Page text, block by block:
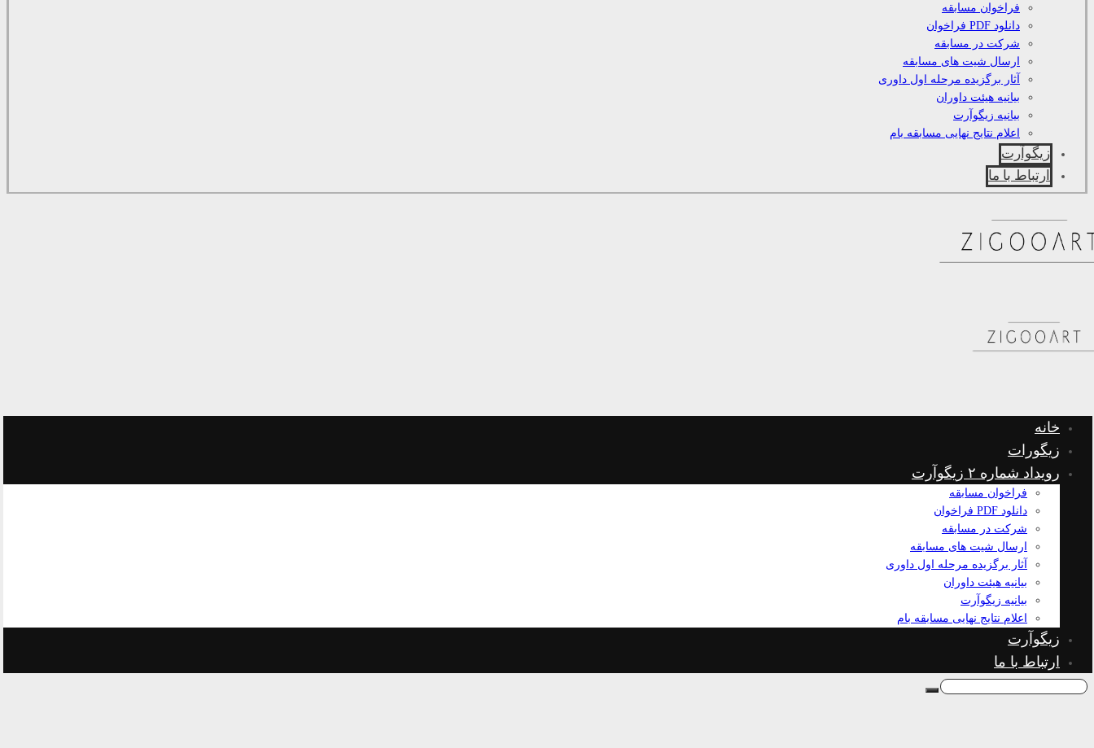
فراخوان مسابقه
دانلود PDF فراخوان
شرکت در مسابقه
ارسال شیت های مسابقه
آثار برگزیده مرحله اول داوری
بیانیه هیئت داوران
بیانیه زیگوآرت
اعلام نتایج نهایی مسابقه بام
زیگوآرت
ارتباط با ما
خانه
زیگورات
رویداد شماره ۲ زیگوآرت
فراخوان مسابقه
دانلود PDF فراخوان
شرکت در مسابقه
ارسال شیت های مسابقه
آثار برگزیده مرحله اول داوری
بیانیه هیئت داوران
بیانیه زیگوآرت
اعلام نتایج نهایی مسابقه بام
زیگوآرت
ارتباط با ما